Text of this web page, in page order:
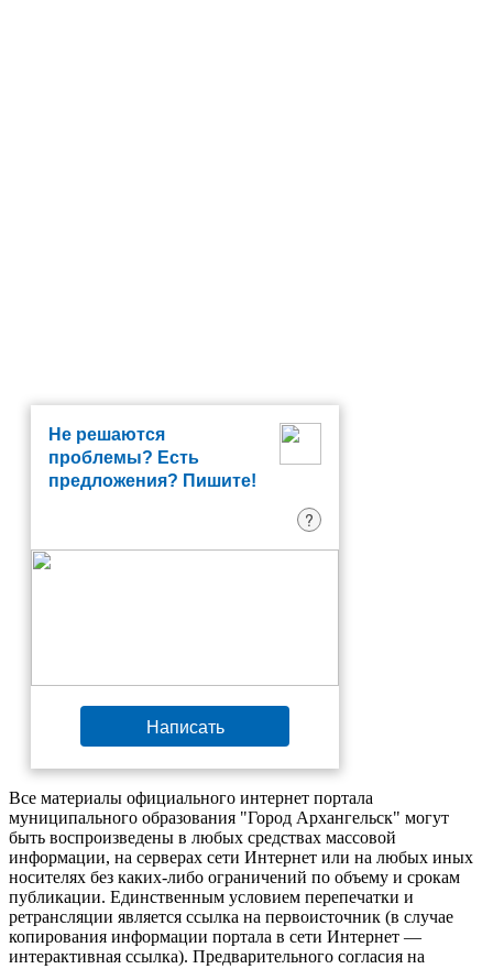
Не решаются
проблемы? Есть
предложения? Пишите!
?
Написать
Все материалы официального интернет портала
муниципального образования "Город Архангельск" могут
быть воспроизведены в любых средствах массовой
информации, на серверах сети Интернет или на любых иных
носителях без каких-либо ограничений по объему и срокам
публикации. Единственным условием перепечатки и
ретрансляции является ссылка на первоисточник (в случае
копирования информации портала в сети Интернет —
интерактивная ссылка). Предварительного согласия на